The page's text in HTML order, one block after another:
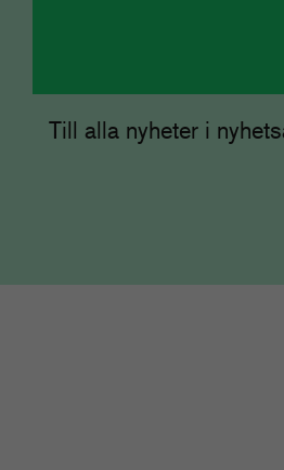
Till alla nyheter i